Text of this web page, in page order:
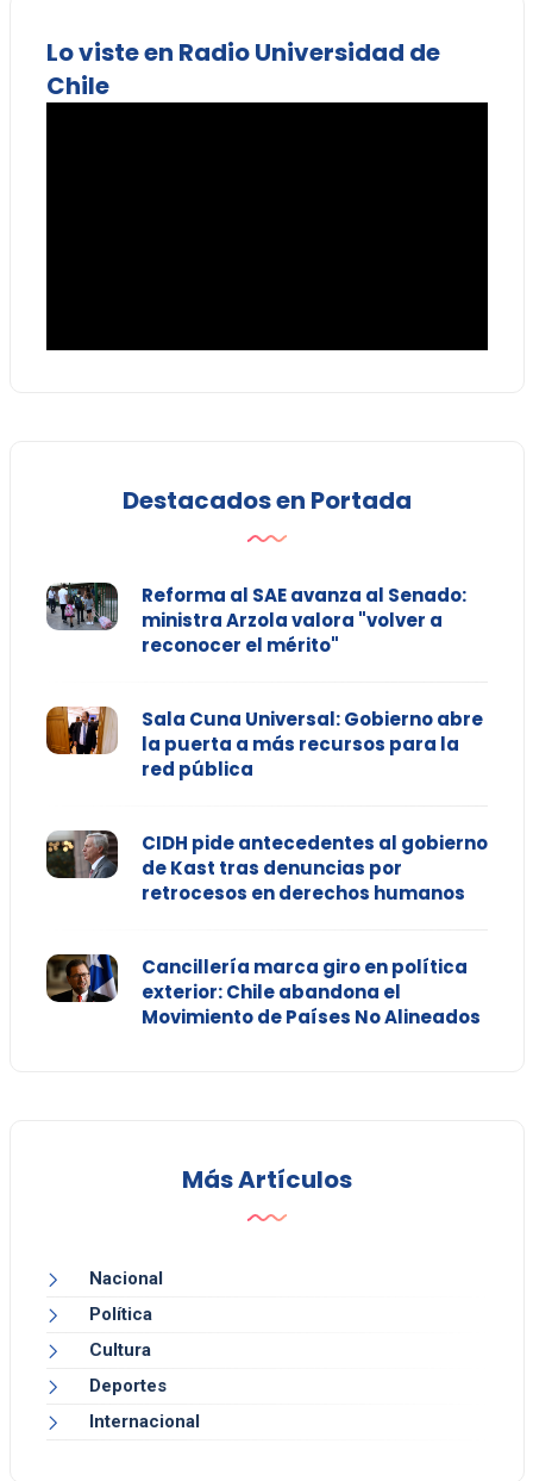
Lo viste en Radio Universidad de
Chile
Destacados en Portada
Reforma al SAE avanza al Senado:
ministra Arzola valora "volver a
reconocer el mérito"
Sala Cuna Universal: Gobierno abre
la puerta a más recursos para la
red pública
CIDH pide antecedentes al gobierno
de Kast tras denuncias por
retrocesos en derechos humanos
Cancillería marca giro en política
exterior: Chile abandona el
Movimiento de Países No Alineados
Más Artículos
Nacional
Política
Cultura
Deportes
Internacional